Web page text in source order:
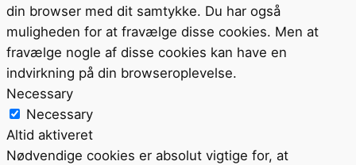
din browser med dit samtykke. Du har også
muligheden for at fravælge disse cookies. Men at
fravælge nogle af disse cookies kan have en
indvirkning på din browseroplevelse.
Necessary
Necessary
Altid aktiveret
Nødvendige cookies er absolut vigtige for, at